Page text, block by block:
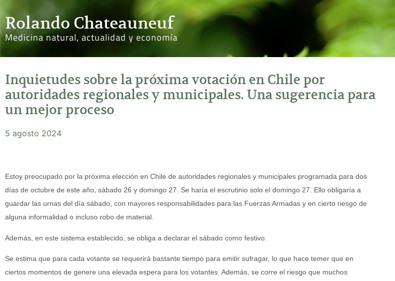
Rolando Chateauneuf
Medicina natural, actualidad y economía
Inquietudes sobre la próxima votación en Chile por
autoridades regionales y municipales. Una sugerencia para
un mejor proceso
5 agosto 2024
Estoy preocupado por la próxima elección en Chile de autoridades regionales y municipales programada para dos
días de octubre de este año, sábado 26 y domingo 27. Se haría el escrutinio solo el domingo 27. Ello obligaría a
guardar las urnas del día sábado, con mayores responsabilidades para las Fuerzas Armadas y en cierto riesgo de
alguna informalidad o incluso robo de material.
Además, en este sistema establecido, se obliga a declarar el sábado como festivo.
Se estima que para cada votante se requerirá bastante tiempo para emitir sufragar, lo que hace temer que en
ciertos momentos de genere una elevada espera para los votantes. Además, se corre el riesgo que muchos